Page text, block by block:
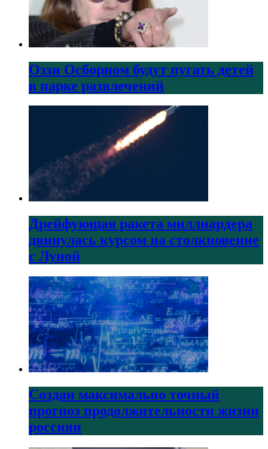
Оззи Осборном будут пугать детей
в парке развлечений
Дрейфующая ракета миллиардера
двинулась курсом на столкновение
с Луной
Создан максимально точный
прогноз продолжительности жизни
россиян